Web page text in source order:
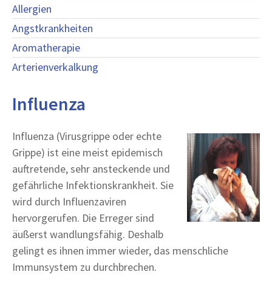
Allergien
Angstkrankheiten
Aromatherapie
Arterienverkalkung
Influenza
Influenza (Virusgrippe oder echte
Grippe) ist eine meist epidemisch
auftretende, sehr ansteckende und
gefährliche Infektionskrankheit. Sie
wird durch Influenzaviren
hervorgerufen. Die Erreger sind
äußerst wandlungsfähig. Deshalb
gelingt es ihnen immer wieder, das menschliche
Immunsystem zu durchbrechen.